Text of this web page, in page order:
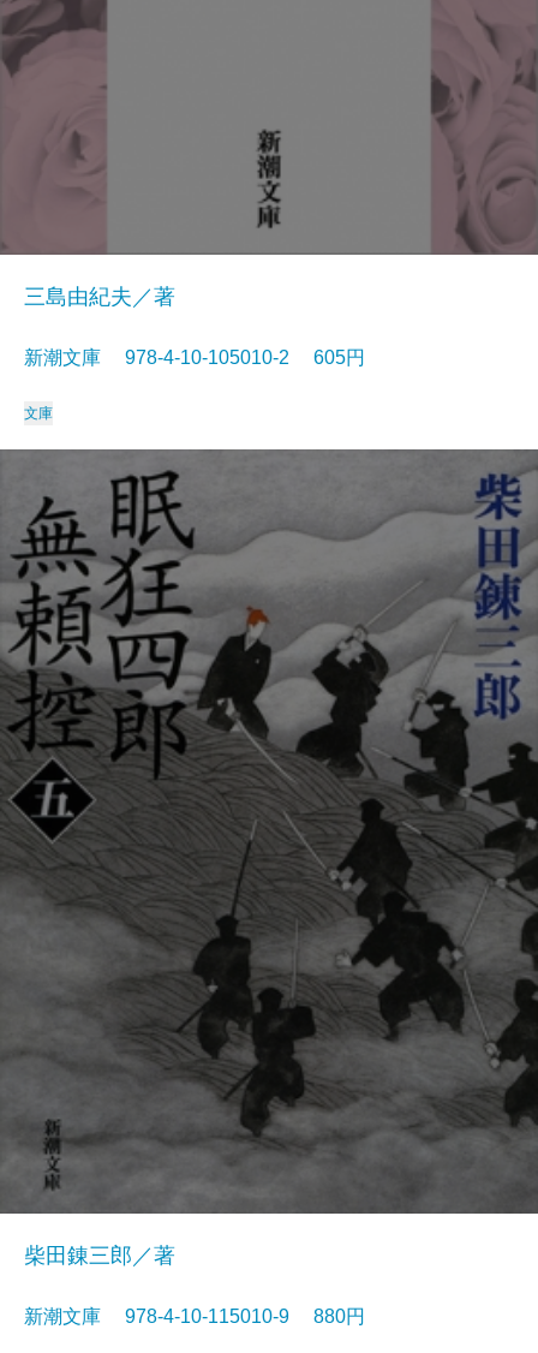
三島由紀夫／著
新潮文庫 978-4-10-105010-2 605円
文庫
柴田錬三郎／著
新潮文庫 978-4-10-115010-9 880円